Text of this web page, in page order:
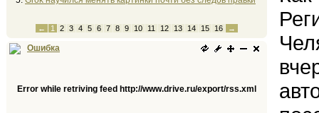
← 1 2 3 4 5 6 7 8 9 10 11 12 13 14 15 16 →
Ошибка
Error while retriving feed http://www.drive.ru/export/rss.xml